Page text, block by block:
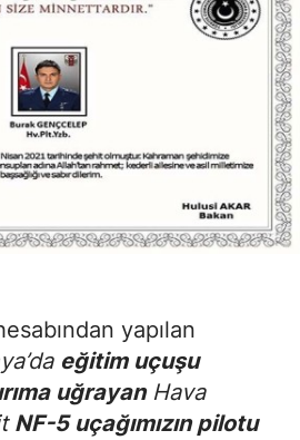
yapılan
eğitim uçuşu
uğrayanHava
NF-5 uçağımızın pilotu